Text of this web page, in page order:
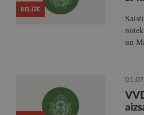
RELĪZE
un